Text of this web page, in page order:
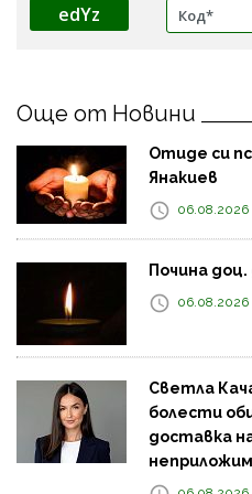
edYz
Още от Новини
Отиде си
Янакиев
06.08.2026
Почина
06.08.2026
Светла
болести
доставка